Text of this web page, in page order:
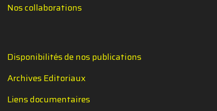
Nos collaborations
Disponibilités de nos publications
Archives Editoriaux
Liens documentaires